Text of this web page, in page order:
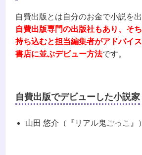
自費出版とは自分のお金で小説を
自費出版専門の出版社もあり、そ
持ち込むと担当編集者がアドバイ
書店に並ぶデビュー方法です。
自費出版でデビューした小説家
山田 悠介（『リアル鬼ごっこ』）